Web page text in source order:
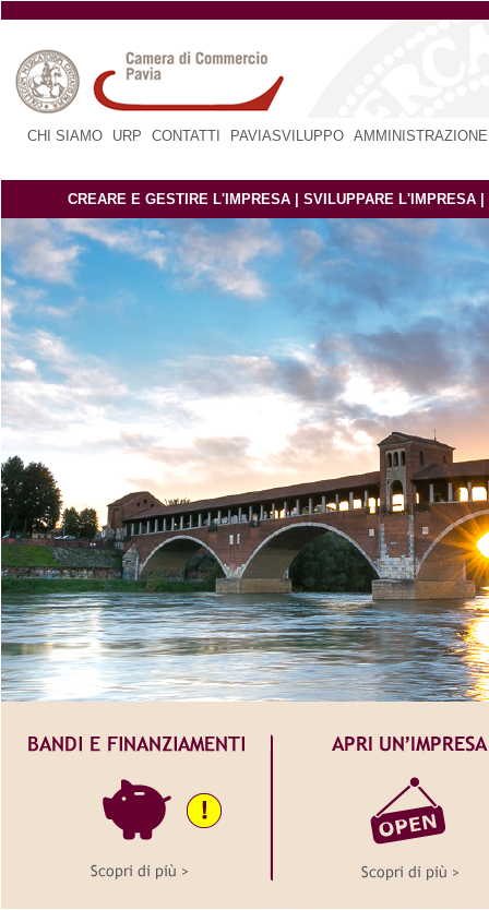
CHI SIAMO URP CONTATTI PAVIASVILUPPO
CREARE E GESTIRE L'IMPRESA SVILUPPARE L'IMPRESA